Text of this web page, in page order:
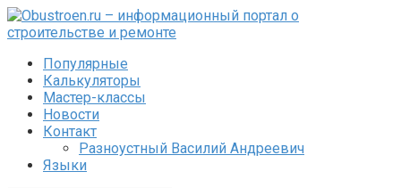
Перейти
к
Популярные
Калькуляторы
Мастер-классы
Новости
Контакт
Разноустный Василий Андреевич
Языки